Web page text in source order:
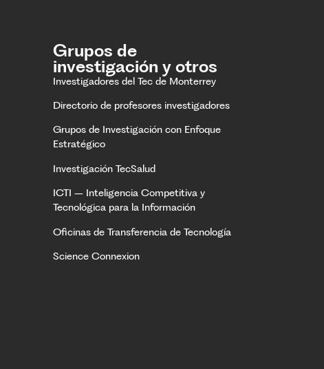
Grupos de
investigación y otros
Investigadores del Tec de Monterrey
Directorio de profesores investigadores
Grupos de Investigación con Enfoque
Estratégico
Investigación TecSalud
ICTI – Inteligencia Competitiva y
Tecnológica para la Información
Oficinas de Transferencia de Tecnología
Science Connexion